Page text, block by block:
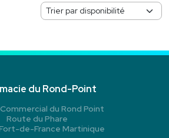
du Rond-Point
du Rond Point
Route du Phare
de-France Martinique